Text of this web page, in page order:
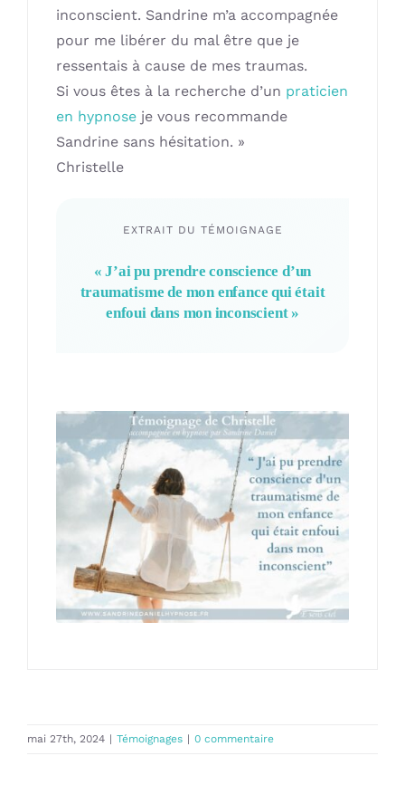
Contactinconscient. Sandrine m’a accompagnée
pour me libérer du mal être que je
ressentais à cause de mes traumas.
Si vous êtes à la recherche d’un praticien
en hypnose je vous recommande
Sandrine sans hésitation. »
Christelle
EXTRAIT DU TÉMOIGNAGE
«J’ai pu prendre conscience d’un
traumatisme de mon enfance qui était
enfoui dans mon inconscient»
mai 27th, 2024 | Témoignages | 0 commentaire